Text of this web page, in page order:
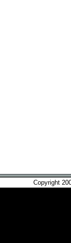
Copyright